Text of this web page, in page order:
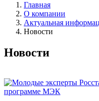
Главная
О компании
Актуальная
Новости
Новости